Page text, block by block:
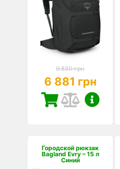
9 830 грн
6 881 грн
Городской рюкзак
Bagland Evry – 15 л
Синий